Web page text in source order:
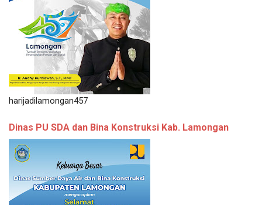
harijadilamongan457
Dinas PU SDA dan Bina Konstruksi Kab. Lamongan